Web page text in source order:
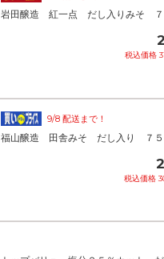
岩田醸造 紅一点 だし入りみそ ７
税込価格
9/8 配送まで！
福山醸造 田舎みそ だし入り ７５
税込価格